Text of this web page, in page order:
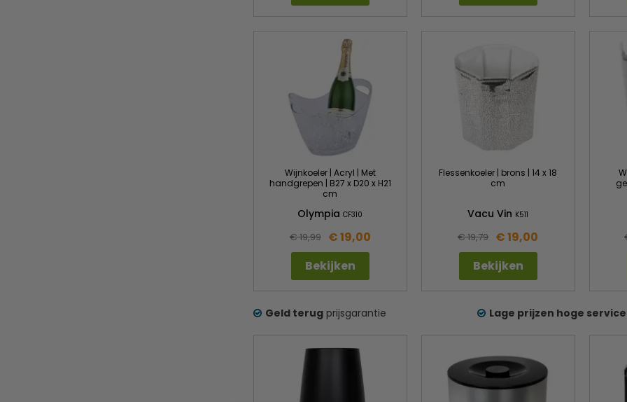
Wijnkoeler | Acryl | Met
handgrepen | B27 x D20 x H21
cm
OlympiaCF310
€ 19,99 € 19,00
Bekijken
Flessenkoeler | brons | 14 x 18
cm
Vacu Vin K511
€ 19,79 € 19,00
Bekijken
Geld terugprijsgarantie Lage prijzen hoge service